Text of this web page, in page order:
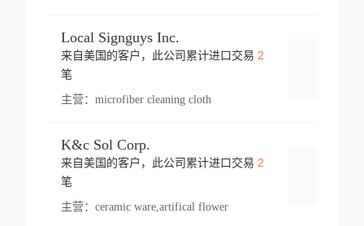
Local Signguys Inc.
来自美国的客户，此公司累计进口交易 2
笔
主营： microfiber cleaning cloth
K&c Sol Corp.
来自美国的客户，此公司累计进口交易 2
笔
主营： ceramic ware,artifical flower